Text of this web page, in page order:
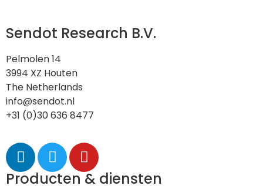
Sendot Research B.V.
Pelmolen 14
3994 XZ Houten
The Netherlands
info@sendot.nl
+31 (0)30 636 8477
Producten & diensten